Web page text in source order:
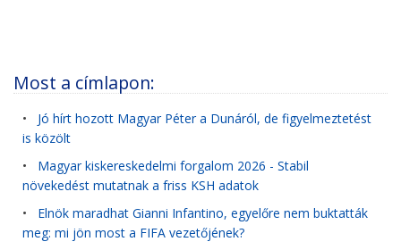
Most a címlapon:
• Jó hírt hozott Magyar Péter a Dunáról, de figyelmeztetést
is közölt
• Magyar kiskereskedelmi forgalom 2026 - Stabil
növekedést mutatnak a friss KSH adatok
• Elnök maradhat Gianni Infantino, egyelőre nem buktatták
meg: mi jön most a FIFA vezetőjének?